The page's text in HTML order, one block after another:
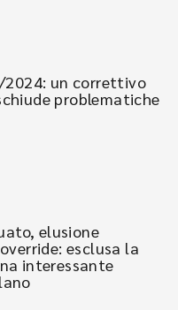
2024: un correttivo
problematiche
elusione
esclusa la
interessante